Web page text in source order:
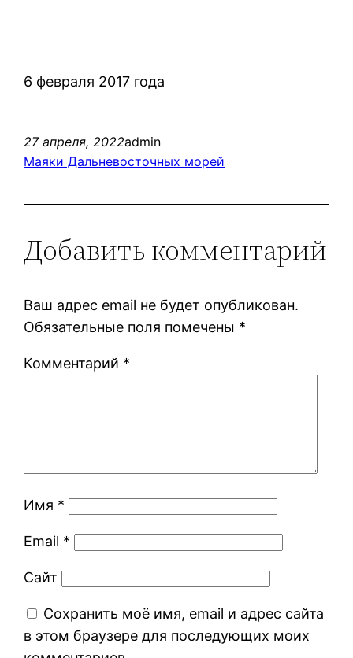
6 февраля 2017 года
27 апреля, 2022admin
Маяки Дальневосточных морей
Добавить комментарий
Ваш адрес email не будет опубликован.
Обязательные поля помечены *
Комментарий *
Имя *
Email *
Сайт
Сохранить моё имя, email и адрес сайта
в этом браузере для последующих моих